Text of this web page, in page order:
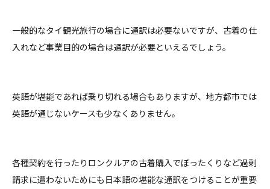
一般的なタイ観光旅行の場合に通訳は必要ないですが、古着の仕
入れなど事業目的の場合は通訳が必要といえるでしょう。
英語が堪能であれば乗り切れる場合もありますが、地方都市では
英語が通じないケースも少なくありません。
各種契約を行ったりロンクルアの古着購入でぼったくりなど過剰
請求に遭わないためにも日本語の堪能な通訳をつけることが重要